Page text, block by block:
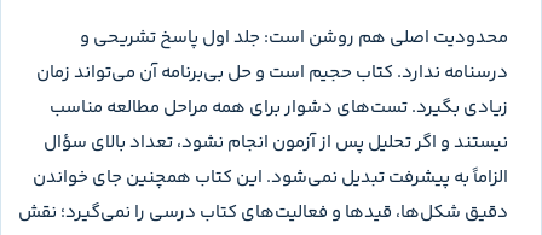
سؤال‌ها را گسترش بدهی، ارتباط فصل‌ها را پیدا کنی و ضعف‌های
پنهان را با تست‌های دشوارتر بیرون بکشی.
دانش‌آموز قوی دهم یا یازدهم می‌تواند از همین کتاب هم‌زمان با
مدرسه استفاده کند، به شرط اینکه فقط فصل خوانده‌شده را باز
کند و تست‌ها را انتخابی جلو ببرد. برای دانش‌آموز متوسط، بهتر